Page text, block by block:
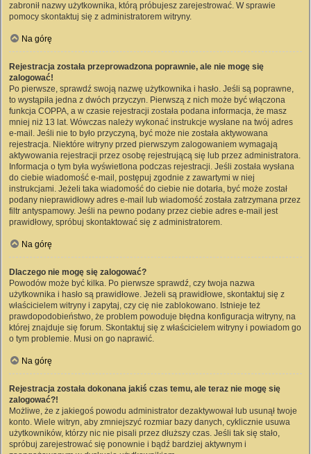
zabronił nazwy użytkownika, którą próbujesz zarejestrować. W sprawie
pomocy skontaktuj się z administratorem witryny.
Na górę
Rejestracja została przeprowadzona poprawnie, ale nie mogę się
zalogować!
Po pierwsze, sprawdź swoją nazwę użytkownika i hasło. Jeśli są poprawne,
to wystąpiła jedna z dwóch przyczyn. Pierwszą z nich może być włączona
funkcja COPPA, a w czasie rejestracji została podana informacja, że masz
mniej niż 13 lat. Wówczas należy wykonać instrukcje wysłane na twój adres
e-mail. Jeśli nie to było przyczyną, być może nie została aktywowana
rejestracja. Niektóre witryny przed pierwszym zalogowaniem wymagają
aktywowania rejestracji przez osobę rejestrującą się lub przez administratora.
Informacja o tym była wyświetlona podczas rejestracji. Jeśli została wysłana
do ciebie wiadomość e-mail, postępuj zgodnie z zawartymi w niej
instrukcjami. Jeżeli taka wiadomość do ciebie nie dotarła, być może został
podany nieprawidłowy adres e-mail lub wiadomość została zatrzymana przez
filtr antyspamowy. Jeśli na pewno podany przez ciebie adres e-mail jest
prawidłowy, spróbuj skontaktować się z administratorem.
Na górę
Dlaczego nie mogę się zalogować?
Powodów może być kilka. Po pierwsze sprawdź, czy twoja nazwa
użytkownika i hasło są prawidłowe. Jeżeli są prawidłowe, skontaktuj się z
właścicielem witryny i zapytaj, czy cię nie zablokowano. Istnieje też
prawdopodobieństwo, że problem powoduje błędna konfiguracja witryny, na
której znajduje się forum. Skontaktuj się z właścicielem witryny i powiadom go
o tym problemie. Musi on go naprawić.
Na górę
Rejestracja została dokonana jakiś czas temu, ale teraz nie mogę się
zalogować?!
Możliwe, że z jakiegoś powodu administrator dezaktywował lub usunął twoje
konto. Wiele witryn, aby zmniejszyć rozmiar bazy danych, cyklicznie usuwa
użytkowników, którzy nic nie pisali przez dłuższy czas. Jeśli tak się stało,
spróbuj zarejestrować się ponownie i bądź bardziej aktywnym i